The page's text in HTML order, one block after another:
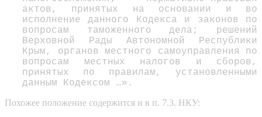
актов, принятых на основании и во
исполнение данного Кодекса и законов по
вопросам таможенного дела; решений
Верховной Рады Автономной Республики
Крым, органов местного самоуправления по
вопросам местных налогов и сборов,
принятых по правилам, установленными
данным Кодексом …».
Похожее положение содержится и в п. 7.3. НКУ: